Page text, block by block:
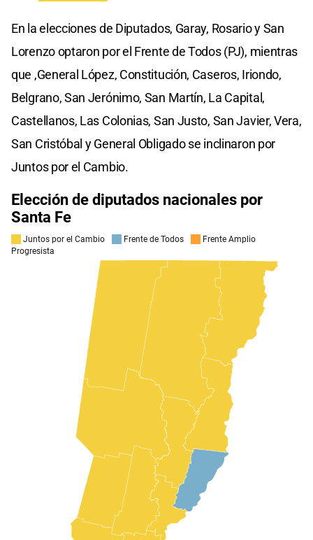
En la elecciones de Diputados, Garay, Rosario y San
Lorenzo optaron por el Frente de Todos (PJ), mientras
que ,General López, Constitución, Caseros, Iriondo,
Belgrano, San Jerónimo, San Martín, La Capital,
Castellanos, Las Colonias, San Justo, San Javier, Vera,
San Cristóbal y General Obligado se inclinaron por
Juntos por el Cambio.